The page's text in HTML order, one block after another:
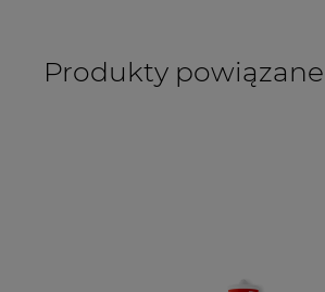
Produkty powiązane